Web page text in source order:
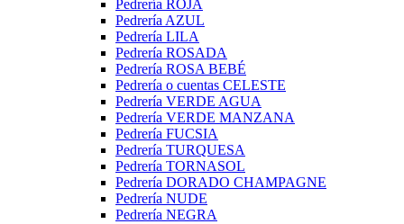
Pedrería ROJA
Pedrería AZUL
Pedrería LILA
Pedrería ROSADA
Pedrería ROSA BEBÉ
Pedrería o cuentas CELESTE
Pedrería VERDE AGUA
Pedrería VERDE MANZANA
Pedrería FUCSIA
Pedrería TURQUESA
Pedrería TORNASOL
Pedrería DORADO CHAMPAGNE
Pedrería NUDE
Pedrería NEGRA